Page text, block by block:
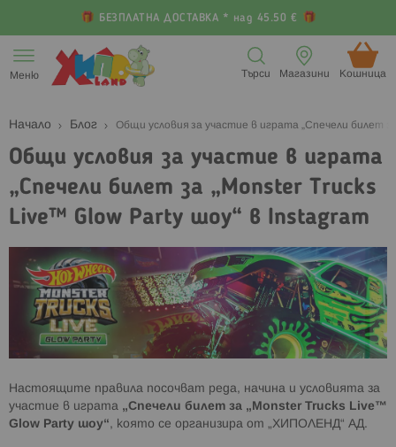
БЕЗПЛАТНА ДОСТАВКА * над 45.50 €
към
съдържанието
Меню Кошница (
Магазини
Търси
Начало Блог Общи условия за участие в играта „Спечели билет
Общи условия за участие в играта
„Спечели билет за „Monster Trucks
Live™ Glow Party шоу“ в Instagram
Настоящите правила посочват реда, начина и условията за
участие в играта „Спечели билет за „ Monster Trucks Live™
Glow Party шоу“, която се организира от „ХИПОЛЕНД“ АД.